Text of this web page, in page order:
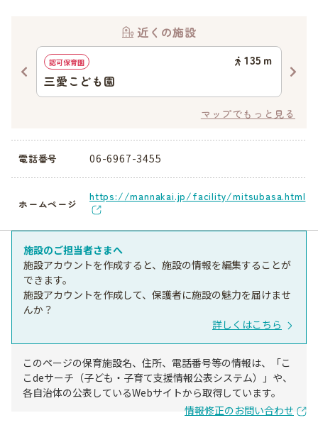
近くの施設
認可保育園 135 ｍ
三愛こども園
マップでもっと見る
電話番号 06-6967-3455
ホームページ
https://mannakai.jp/facility/mitsubasa.html
施設のご担当者さまへ
施設アカウントを作成すると、施設の情報を編集することが
できます。
施設アカウントを作成して、保護者に施設の魅力を届けませ
んか？
詳しくはこちら
このページの保育施設名、住所、電話番号等の情報は、「こ
こdeサーチ（子ども・子育て支援情報公表システム）」や、
各自治体の公表しているWebサイトから取得しています。
情報修正のお問い合わせ